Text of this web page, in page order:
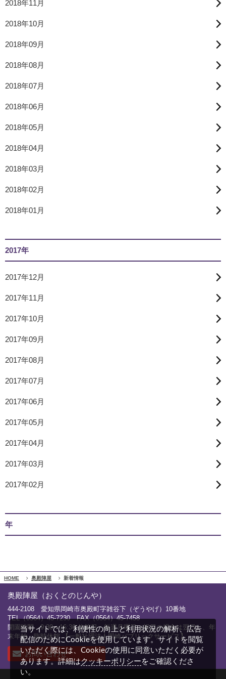
2018年11月
2018年10月
2018年09月
2018年08月
2018年07月
2018年06月
2018年05月
2018年04月
2018年03月
2018年02月
2018年01月
2017年
2017年12月
2017年11月
2017年10月
2017年09月
2017年08月
2017年07月
2017年06月
2017年05月
2017年04月
2017年03月
2017年02月
年
HOME 奥殿陣屋 新着情報
奥殿陣屋（おくとのじんや）
444-2108 愛知県岡崎市奥殿町字雑谷下（ぞうやげ）10番地
TEL（0564）45-7230 FAX（0564）45-7458
開園時間 9:30～16:30 休館日 毎週月曜日（祝日の場合は翌日）、年
末年始、臨時休館 【一般社団法人岡崎パブリックサービス】
お問い合わせ
当サイトでは、利便性の向上と利用状況の解析、広告
配信のためにCookieを使用しています。サイトを閲覧
いただく際には、Cookieの使用に同意いただく必要が
あります。詳細はクッキーポリシー をご確認くださ
い。